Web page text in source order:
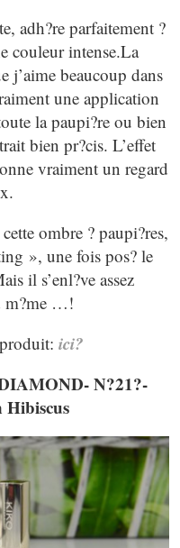
adh?re parfaitement ?
couleur intense.La
j’aime beaucoup dans
une application
la paupi?re ou bien
bien pr?cis. L’effet
vraiment un regard
ombre ? paupi?res,
», une fois pos? le
il s’enl?ve assez
m?me …!
ici?
N?21?-
Hibiscus